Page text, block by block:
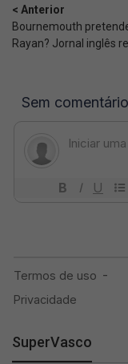
< Anterior
Bournemouth
Rayan? Jornal inglês
SuperVasco